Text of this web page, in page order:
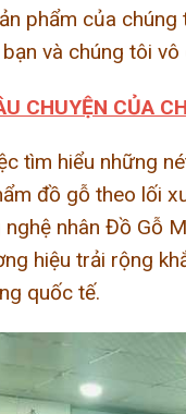
phẩm của
và chúng tôi
CHUYỆN CỦA
tìm hiểu những
đồ gỗ theo lối
nhân Đồ Gỗ
hiệu trải rộng
quốc tế.